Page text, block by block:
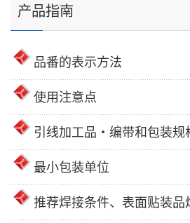
产品指南
品番的表示方法
使用注意点
引线加工品・编带和包装规
最小包装单位
推荐焊接条件、表面贴装品